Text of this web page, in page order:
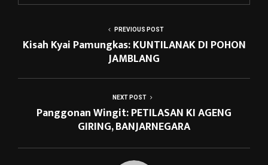
PREVIOUS POST
Kisah Kyai Pamungkas: KUNTILANAK DI POHON
JAMBLANG
NEXT POST
Panggonan Wingit: PETILASAN KI AGENG
GIRING, BANJARNEGARA